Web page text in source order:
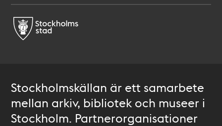
Stockholmskällan är ett samarbete
mellan arkiv, bibliotek och museer i
Stockholm. Partnerorganisationer